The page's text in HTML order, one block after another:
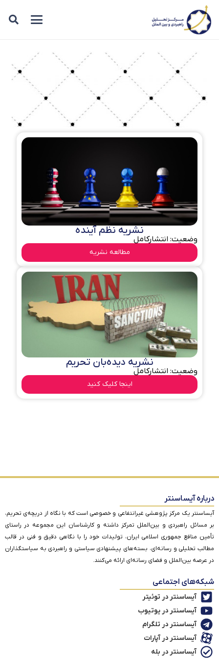
نشریه
در این صفحه میتوانید نشریه های منتشر شده توسط
مرکز تحلیل راهبردی و بین الملل را مشاهده کنید.
نشریه نظم آینده
وضعیت: انتشارکامل
مطالعه نشریه
نشریه دیده‌بان تحریم
وضعیت: انتشارکامل
اینجا کلیک کنید
درباره آیساسنتر
آیساسنتر یک مرکز پژوهشی غیرانتفاعی و خصوصی است که با نگاه از دریچه‌ی تحریم،
بر مسائل راهبردی و بین‌الملل تمرکز داشته و کارشناسان این مجموعه در راستای
تأمین منافع جمهوری اسلامی ایران، تولیدات خود را با نگاهی دقیق و فنی در قالب
مطالب تحلیلی و رسانه‌ای، بسته‌های پیشنهادی سیاستی و راهبردی به سیاستگذاران
در عرصه بین‌الملل و فضای رسانه‌ای ارائه می‌کنند.
شبکه‌های اجتماعی
آیساسنتر در توئیتر
آیساسنتر در یوتیوب
آیساسنتر در تلگرام
آیساسنتر در آپارات
آیساسنتر در بله